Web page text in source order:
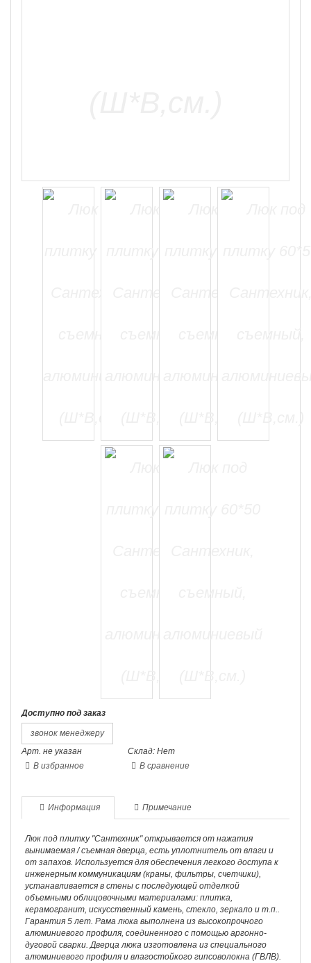
Доступно под заказ
звонок менеджеру
Арт. не указан
Склад: Нет
В избранное
В сравнение
Информация Примечание
Люк под плитку "Сантехник" открывается от нажатия
вынимаемая / съемная дверца, есть уплотнитель от влаги и
от запахов. Используется для обеспечения легкого доступа к
инженерным коммуникациям (краны, фильтры, счетчики),
устанавливается в стены с последующей отделкой
объемными облицовочными материалами: плитка,
керамогранит, искусственный камень, стекло, зеркало и т.п..
Гарантия 5 лет. Рама люка выполнена из высокопрочного
алюминиевого профиля, соединенного с помощью аргонно-
дуговой сварки. Дверца люка изготовлена из специального
алюминиевого профиля и влагостойкого гипсоволокна (ГВЛВ).